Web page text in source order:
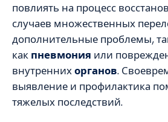
повлиять на процесс
случаев множественных
дополнительные проблемы,
как пневмония или
внутреннихорганов.
выявление и профилактика
тяжелых последствий.